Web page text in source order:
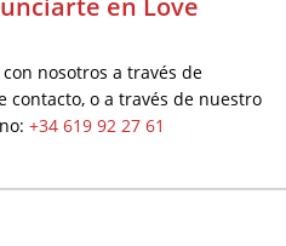
en Love
nosotros a través de
contacto, o a través de nuestro
+34 619 92 27 61